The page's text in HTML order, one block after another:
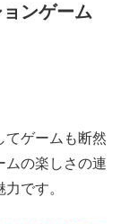
ンゲーム
てゲームも断然
ムの楽しさの連
です。